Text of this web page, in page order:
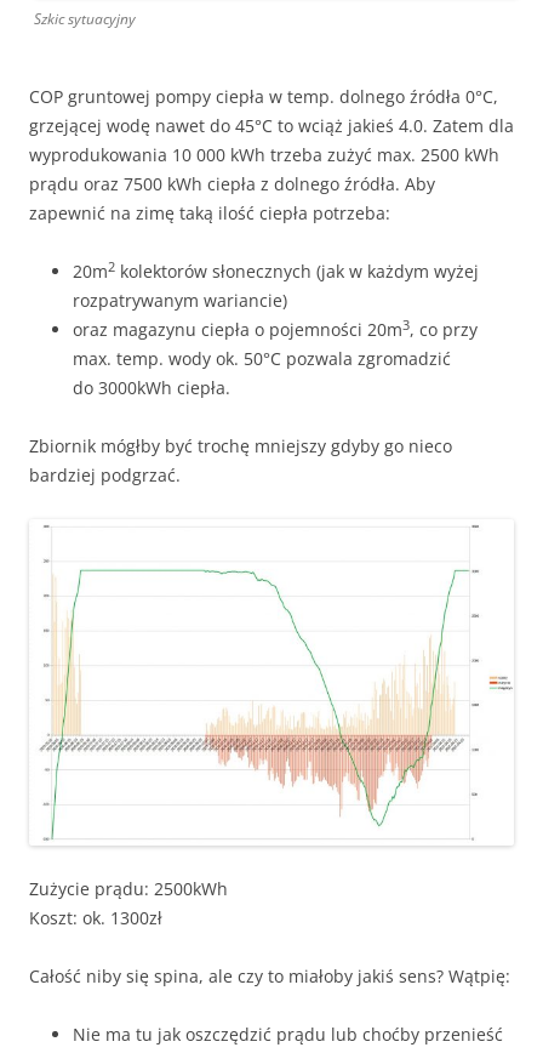
Szkic sytuacyjny
COP gruntowej pompy ciepła w temp. dolnego źródła 0°C,
grzejącej wodę nawet do 45°C to wciąż jakieś 4.0. Zatem dla
wyprodukowania 10 000 kWh trzeba zużyć max. 2500 kWh
prądu oraz 7500 kWh ciepła z dolnego źródła. Aby
zapewnić na zimę taką ilość ciepła potrzeba:
20m2 kolektorów słonecznych (jak w każdym wyżej
rozpatrywanym wariancie)
oraz magazynu ciepła o pojemności 20m3, co przy
max. temp. wody ok. 50°C pozwala zgromadzić
do 3000kWh ciepła.
Zbiornik mógłby być trochę mniejszy gdyby go nieco
bardziej podgrzać.
Zużycie prądu: 2500kWh
Koszt: ok. 1300zł
Całość niby się spina, ale czy to miałoby jakiś sens? Wątpię:
Nie ma tu jak oszczędzić prądu lub choćby przenieść